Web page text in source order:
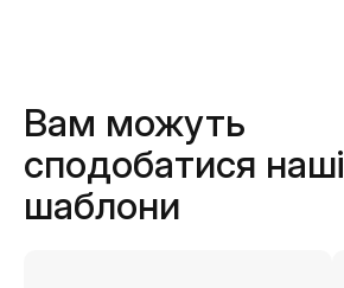
Вам можуть
сподобатися наші
шаблони